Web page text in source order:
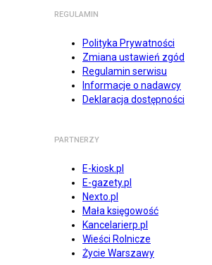
REGULAMIN
Polityka Prywatności
Zmiana ustawień zgód
Regulamin serwisu
Informacje o nadawcy
Deklaracja dostępności
PARTNERZY
E-kiosk.pl
E-gazety.pl
Nexto.pl
Mała księgowość
Kancelarierp.pl
Wieści Rolnicze
Życie Warszawy